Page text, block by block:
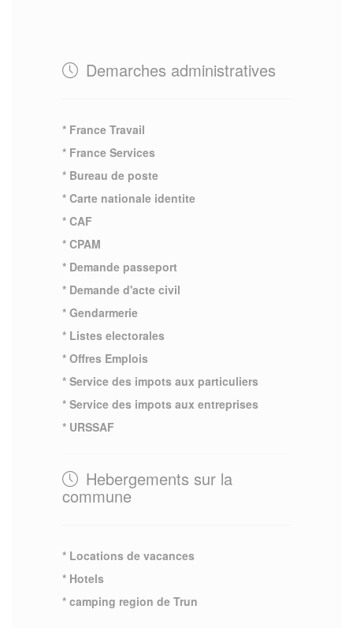
Demarches administratives
* France Travail
* France Services
* Bureau de poste
* Carte nationale identite
* CAF
* CPAM
* Demande passeport
* Demande d'acte civil
* Gendarmerie
* Listes electorales
* Offres Emplois
* Service des impots aux particuliers
* Service des impots aux entreprises
* URSSAF
Hebergements sur la
commune
* Locations de vacances
* Hotels
* camping region de Trun